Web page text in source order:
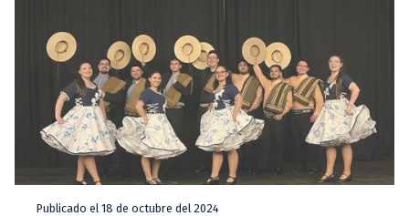
Publicado el 18 de octubre del 2024